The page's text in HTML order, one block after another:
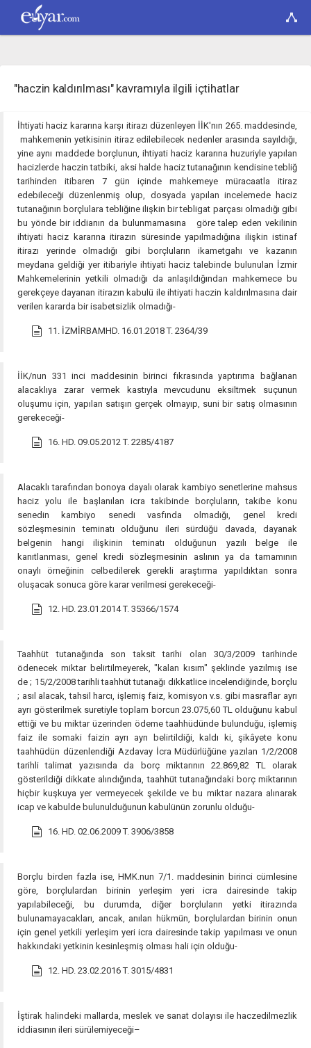
"haczin kaldırılması" kavramıyla ilgili içtihatlar
İhtiyati haciz kararına karşı itirazı düzenleyen İİK'nın 265. maddesinde,
mahkemenin yetkisinin itiraz edilebilecek nedenler arasında sayıldığı,
yine aynı maddede borçlunun, ihtiyati haciz kararına huzuriyle yapılan
hacizlerde haczin tatbiki, aksi halde haciz tutanağının kendisine tebliğ
tarihinden itibaren 7 gün içinde mahkemeye müracaatla itiraz
edebileceği düzenlenmiş olup, dosyada yapılan incelemede haciz
tutanağının borçlulara tebliğine ilişkin bir tebligat parçası olmadığı gibi
bu yönde bir iddianın da bulunmamasına göre talep eden vekilinin
ihtiyati haciz kararına itirazın süresinde yapılmadığına ilişkin istinaf
itirazı yerinde olmadığı gibi borçluların ikametgahı ve kazanın
meydana geldiği yer itibariyle ihtiyati haciz talebinde bulunulan İzmir
Mahkemelerinin yetkili olmadığı da anlaşıldığından mahkemece bu
gerekçeye dayanan itirazın kabulü ile ihtiyati haczin kaldırılmasına dair
verilen kararda bir isabetsizlik olmadığı-
11. İZMİRBAMHD. 16.01.2018 T. 2364/39
İİK/nun 331 inci maddesinin birinci fıkrasında yaptırıma bağlanan
alacaklıya zarar vermek kastıyla mevcudunu eksiltmek suçunun
oluşumu için, yapılan satışın gerçek olmayıp, suni bir satış olmasının
gerekeceği-
16. HD. 09.05.2012 T. 2285/4187
Alacaklı tarafından bonoya dayalı olarak kambiyo senetlerine mahsus
haciz yolu ile başlanılan icra takibinde borçluların, takibe konu
senedin kambiyo senedi vasfında olmadığı, genel kredi
sözleşmesinin teminatı olduğunu ileri sürdüğü davada, dayanak
belgenin hangi ilişkinin teminatı olduğunun yazılı belge ile
kanıtlanması, genel kredi sözleşmesinin aslının ya da tamamının
onaylı örneğinin celbedilerek gerekli araştırma yapıldıktan sonra
oluşacak sonuca göre karar verilmesi gerekeceği-
12. HD. 23.01.2014 T. 35366/1574
Taahhüt tutanağında son taksit tarihi olan 30/3/2009 tarihinde
ödenecek miktar belirtilmeyerek, "kalan kısım" şeklinde yazılmış ise
de ; 15/2/2008 tarihli taahhüt tutanağı dikkatlice incelendiğinde, borçlu
; asıl alacak, tahsil harcı, işlemiş faiz, komisyon v.s. gibi masraflar ayrı
ayrı gösterilmek suretiyle toplam borcun 23.075,60 TL olduğunu kabul
ettiği ve bu miktar üzerinden ödeme taahhüdünde bulunduğu, işlemiş
faiz ile somaki faizin ayrı ayrı belirtildiği, kaldı ki, şikâyete konu
taahhüdün düzenlendiği Azdavay İcra Müdürlüğüne yazılan 1/2/2008
tarihli talimat yazısında da borç miktarının 22.869,82 TL olarak
gösterildiği dikkate alındığında, taahhüt tutanağındaki borç miktarının
hiçbir kuşkuya yer vermeyecek şekilde ve bu miktar nazara alınarak
icap ve kabulde bulunulduğunun kabulünün zorunlu olduğu-
16. HD. 02.06.2009 T. 3906/3858
Borçlu birden fazla ise, HMK.nun 7/1. maddesinin birinci cümlesine
göre, borçlulardan birinin yerleşim yeri icra dairesinde takip
yapılabileceği, bu durumda, diğer borçluların yetki itirazında
bulunamayacakları, ancak, anılan hükmün, borçlulardan birinin onun
için genel yetkili yerleşim yeri icra dairesinde takip yapılması ve onun
hakkındaki yetkinin kesinleşmiş olması hali için olduğu-
12. HD. 23.02.2016 T. 3015/4831
İştirak halindeki mallarda, meslek ve sanat dolayısı ile haczedilmezlik
iddiasının ileri sürülemiyeceği–